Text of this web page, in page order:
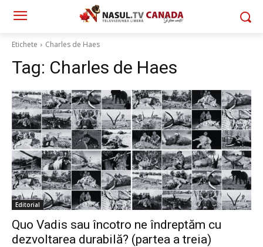
Etichete Charles de Haes
Tag: Charles de Haes
Editorial
Quo Vadis sau încotro ne îndreptăm cu
dezvoltarea durabilă? (partea a treia)